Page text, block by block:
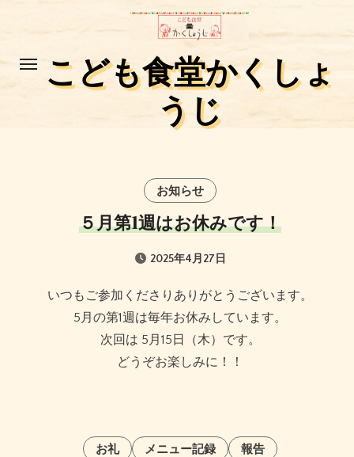
こども食堂かくしょ
うじ
お知らせ
５月第1週はお休みです！
2025年4月27日
いつもご参加くださりありがとうございます。
5月の第1週は毎年お休みしています。
次回は 5月15日（木）です。
どうぞお楽しみに！！
お礼 メニュー記録 報告